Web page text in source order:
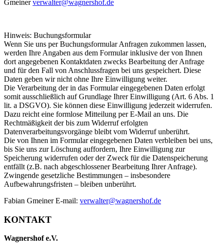
Gmeinerverwalter@wagnershof.de
Hinweis: Buchungsformular
Wenn Sie uns per Buchungsformular Anfragen zukommen lassen,
werden Ihre Angaben aus dem Formular inklusive der von Ihnen
dort angegebenen Kontaktdaten zwecks Bearbeitung der Anfrage
und für den Fall von Anschlussfragen bei uns gespeichert. Diese
Daten geben wir nicht ohne Ihre Einwilligung weiter.
Die Verarbeitung der in das Formular eingegebenen Daten erfolgt
somit ausschließlich auf Grundlage Ihrer Einwilligung (Art. 6 Abs. 1
lit. a DSGVO). Sie können diese Einwilligung jederzeit widerrufen.
Dazu reicht eine formlose Mitteilung per E-Mail an uns. Die
Rechtmäßigkeit der bis zum Widerruf erfolgten
Datenverarbeitungsvorgänge bleibt vom Widerruf unberührt.
Die von Ihnen im Formular eingegebenen Daten verbleiben bei uns,
bis Sie uns zur Löschung auffordern, Ihre Einwilligung zur
Speicherung widerrufen oder der Zweck für die Datenspeicherung
entfällt (z.B. nach abgeschlossener Bearbeitung Ihrer Anfrage).
Zwingende gesetzliche Bestimmungen – insbesondere
Aufbewahrungsfristen – bleiben unberührt.
Fabian Gmeiner E-mail: verwalter@wagnershof.de
KONTAKT
Wagnershof e.V.